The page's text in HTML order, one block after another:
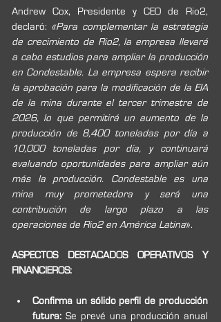
Andrew Cox, Presidente y CEO de Rio2,
declaró: «Para complementar la estrategia
de crecimiento de Rio2, la empresa llevará
a cabo estudios para ampliar la producción
en Condestable. La empresa espera recibir
la aprobación para la modificación de la EIA
de la mina durante el tercer trimestre de
2026, lo que permitirá un aumento de la
producción de 8,400 toneladas por día a
10,000 toneladas por día, y continuará
evaluando oportunidades para ampliar aún
más la producción. Condestable es una
mina muy prometedora y será una
contribución de largo plazo a las
operaciones de Rio2 en América Latina».
ASPECTOS DESTACADOS OPERATIVOS Y
FINANCIEROS:
Confirma un sólido perfil de producción
futura: Se prevé una producción anual